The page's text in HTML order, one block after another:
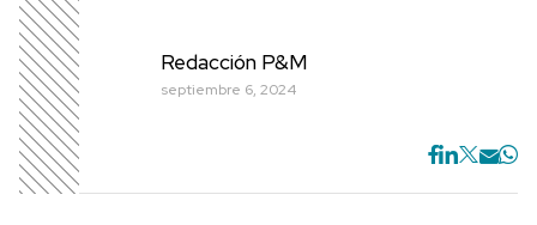
Redacción P&M
septiembre 6, 2024